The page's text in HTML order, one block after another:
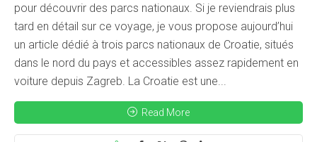
pour découvrir des parcs nationaux. Si je reviendrais plus
tard en détail sur ce voyage, je vous propose aujourd’hui
un article dédié à trois parcs nationaux de Croatie, situés
dans le nord du pays et accessibles assez rapidement en
voiture depuis Zagreb. La Croatie est une...
Read More